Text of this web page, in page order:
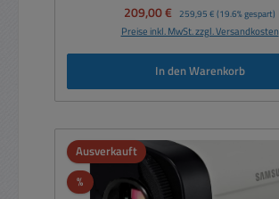
Verkaufspreis:
209,00 € Regulärer Preis:
259,95 € (19.6% gespart)
Preise inkl. MwSt. zzgl. Versandkosten
In den Warenkorb
Ausverkauft
%Rabatt